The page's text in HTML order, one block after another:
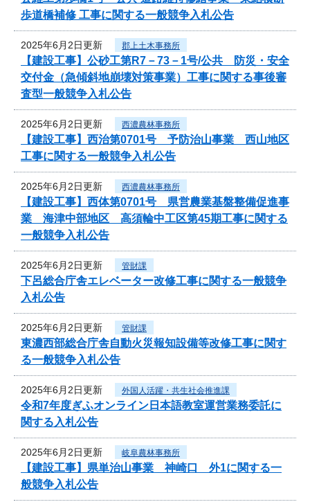
歩道橋補修 工事に関する一般競争入札公告
2025年6月2日更新 郡上土木事務所
【建設工事】公砂工第R7－73－1号/公共 防災・安全
交付金（急傾斜地崩壊対策事業）工事に関する事後審
査型一般競争入札公告
2025年6月2日更新 西濃農林事務所
【建設工事】西治第0701号 予防治山事業 西山地区
工事に関する一般競争入札公告
2025年6月2日更新 西濃農林事務所
【建設工事】西体第0701号 県営農業基盤整備促進事
業 海津中部地区 高須輪中工区第45期工事に関する
一般競争入札公告
2025年6月2日更新 管財課
下呂総合庁舎エレベーター改修工事に関する一般競争
入札公告
2025年6月2日更新 管財課
東濃西部総合庁舎自動火災報知設備等改修工事に関す
る一般競争入札公告
2025年6月2日更新 外国人活躍・共生社会推進課
令和7年度ぎふオンライン日本語教室運営業務委託に
関する入札公告
2025年6月2日更新 岐阜農林事務所
【建設工事】県単治山事業 神崎口 外1に関する一
般競争入札公告